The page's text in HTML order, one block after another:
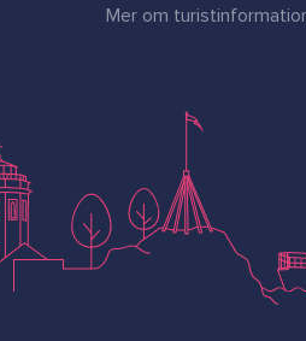
Mer om